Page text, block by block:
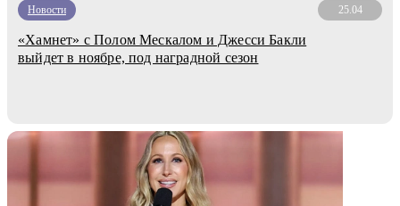
Новости 25.04
«Хамнет» с Полом Мескалом и Джесси Бакли
выйдет в ноябре, под наградной сезон